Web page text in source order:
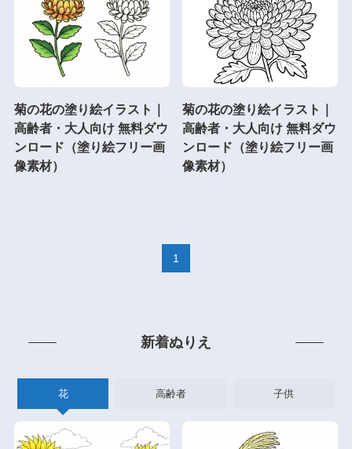
菊の花の塗り絵イラスト｜
高齢者・大人向け 無料ダウ
ンロード（塗り絵フリー画
像素材）
菊の花の塗り絵イラスト｜
高齢者・大人向け 無料ダウ
ンロード（塗り絵フリー画
像素材）
1
新着ぬりえ
花 高齢者 子供